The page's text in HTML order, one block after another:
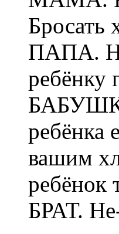
Бросать
ПАПА.
ребёнку
ребёнка
вашим
ребёнок
БРАТ.